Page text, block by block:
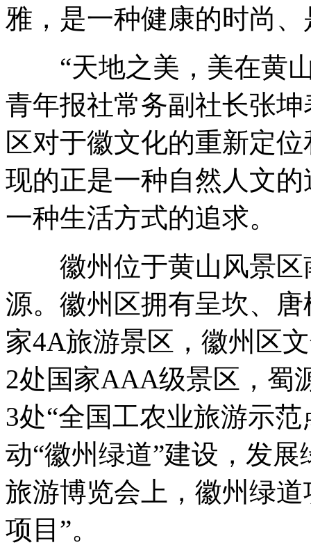
雅，是一种健康的时尚
“天地之美，美在黄山
青年报社常务副社长张
区对于徽文化的重新定
现的正是一种自然人文
一种生活方式的追求。
徽州位于黄山风景区
源。徽州区拥有呈坎、
家4A旅游景区，徽州区
2处国家AAA级景区，蜀
3处“全国工农业旅游示
动“徽州绿道”建设，发
旅游博览会上，徽州绿
项目”。